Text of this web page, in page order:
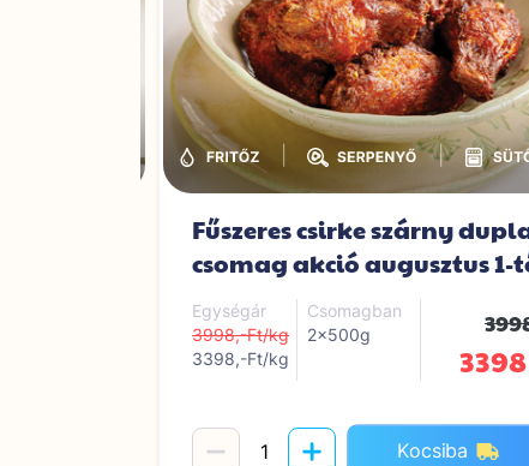
|
Fűszeres csirke szárny
csomag akció augusztus 1-
Egységár
3998,-Ft/kg
3398,-Ft/kg
Csomagban
2x500g
Kocsiba